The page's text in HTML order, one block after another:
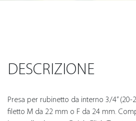
DESCRIZIONE
Presa per rubinetto da interno 3/4”
filetto M da 22 mm o F da 24 mm.